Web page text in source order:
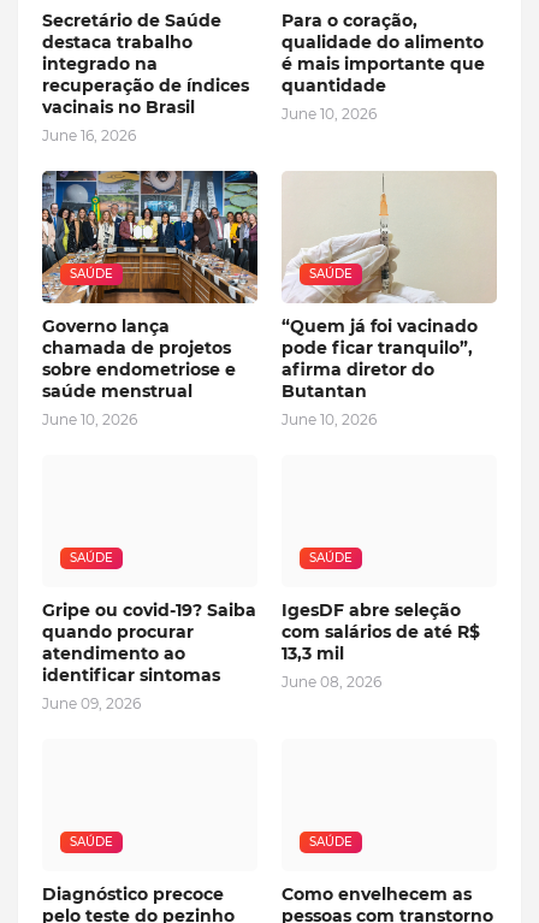
Secretário de Saúde
destaca trabalho
integrado na
recuperação de índices
vacinais no Brasil
June 16, 2026
Para o coração,
qualidade do alimento
é mais importante que
quantidade
June 10, 2026
SAÚDE
Governo lança
chamada de projetos
sobre endometriose e
saúde menstrual
June 10, 2026
SAÚDE
“Quem já foi vacinado
pode ficar tranquilo”,
afirma diretor do
Butantan
June 10, 2026
SAÚDE
Gripe ou covid-19? Saiba
quando procurar
atendimento ao
identificar sintomas
June 09, 2026
SAÚDE
IgesDF abre seleção
com salários de até R$
13,3 mil
June 08, 2026
SAÚDE
Diagnóstico precoce
pelo teste do pezinho
SAÚDE
Como envelhecem as
pessoas com transtorno